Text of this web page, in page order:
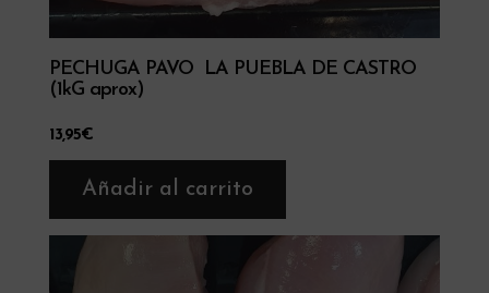
PECHUGA PAVO LA PUEBLA DE CASTRO
(1kG aprox)
13,95€
Añadir al carrito